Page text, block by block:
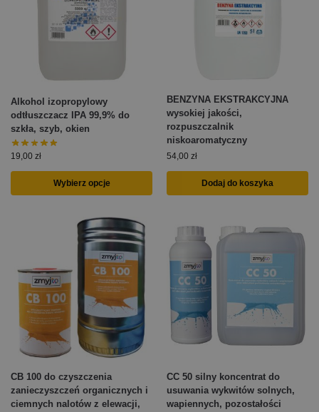
Alkohol izopropylowy
odtłuszczacz IPA 99,9% do
szkła, szyb, okien
19,00 zł
Wybierz opcje
BENZYNA EKSTRAKCYJNA
wysokiej jakości,
rozpuszczalnik
niskoaromatyczny
54,00 zł
Dodaj do koszyka
CB 100 do czyszczenia
zanieczyszczeń organicznych i
ciemnych nalotów z elewacji,
CC 50 silny koncentrat do
usuwania wykwitów solnych,
wapiennych, pozostałości